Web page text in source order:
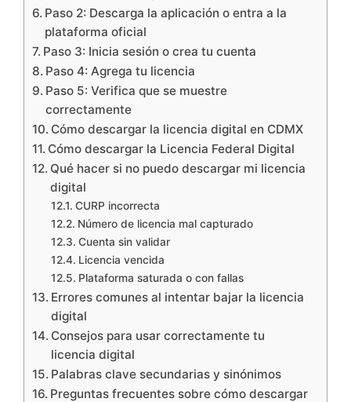
Paso 2: Descarga la aplicación o entra a la
plataforma oficial
Paso 3: Inicia sesión o crea tu cuenta
Paso 4: Agrega tu licencia
Paso 5: Verifica que se muestre
correctamente
Cómo descargar la licencia digital en CDMX
Cómo descargar la Licencia Federal Digital
Qué hacer si no puedo descargar mi licencia
digital
CURP incorrecta
Número de licencia mal capturado
Cuenta sin validar
Licencia vencida
Plataforma saturada o con fallas
Errores comunes al intentar bajar la licencia
digital
Consejos para usar correctamente tu
licencia digital
Palabras clave secundarias y sinónimos
Preguntas frecuentes sobre cómo descargar